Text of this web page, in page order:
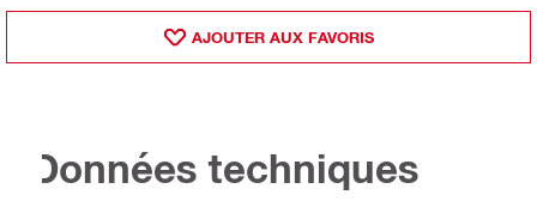
AJOUTER AUX FAVORIS
Données techniques